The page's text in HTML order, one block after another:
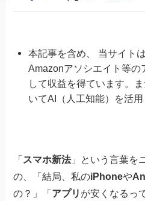
本記事を含め、 当サイト
Amazonアソシエイト等の
して収益を得ています。
いてAI（人工知能）を活用
「 スマホ新法」という言葉を
の、「結局、私のiPhoneや
の？」「 アプリ が安くなるっ